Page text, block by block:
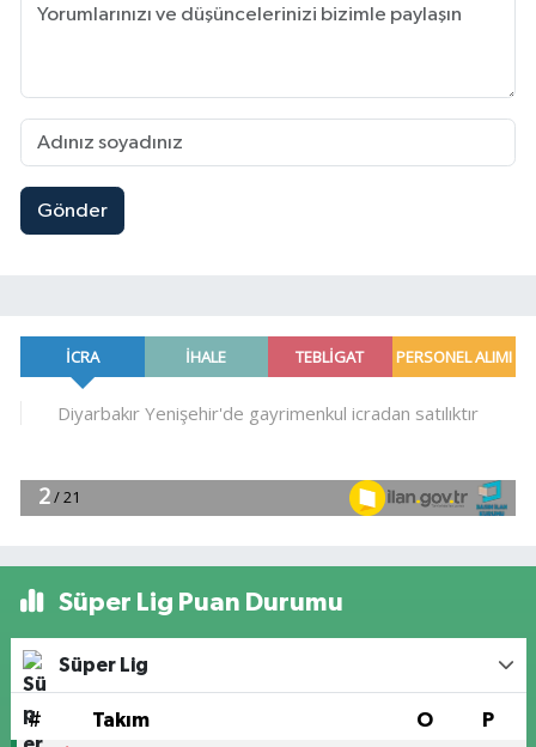
Gönder
Süper Lig Puan Durumu
Süper Lig
# Takım O P